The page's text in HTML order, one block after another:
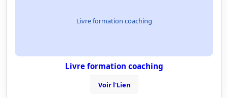
Livre formation coaching
Livre formation coaching
Voir l'Lien